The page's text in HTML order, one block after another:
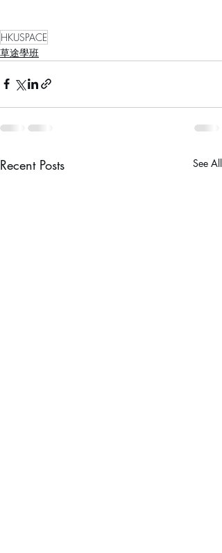
HKUSPACE
草途學班
Recent Posts See All